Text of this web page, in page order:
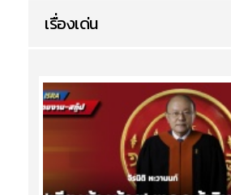
เรื่องเด่น